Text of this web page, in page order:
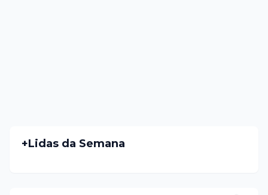
+Lidas da Semana